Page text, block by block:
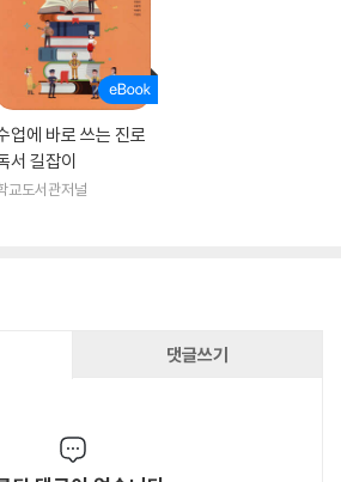
업에 바로 쓰는 진로
서 길잡이
교도서관저널
댓글쓰기